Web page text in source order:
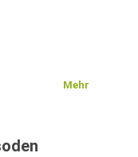
ein
Mehr